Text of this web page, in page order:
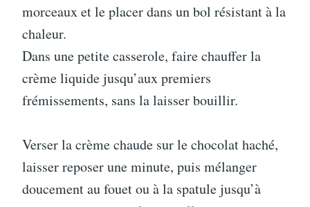
morceaux et le placer dans un bol résistant à la
chaleur.
Dans une petite casserole, faire chauffer la
crème liquide jusqu’aux premiers
frémissements, sans la laisser bouillir.
Verser la crème chaude sur le chocolat haché,
laisser reposer une minute, puis mélanger
doucement au fouet ou à la spatule jusqu’à